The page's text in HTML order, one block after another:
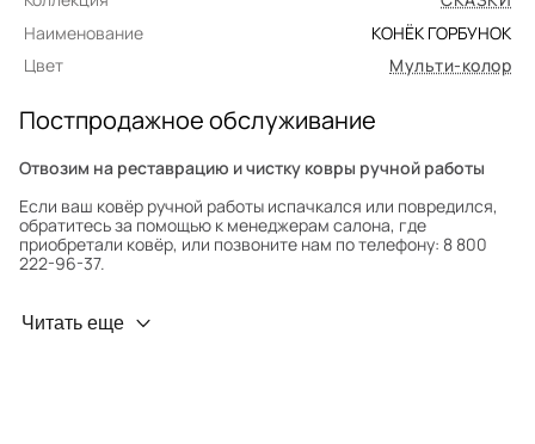
Наименование
КОНЁК ГОРБУНОК
Цвет
Мульти-колор
Постпродажное обслуживание
Отвозим на реставрацию и чистку ковры ручной работы
Если ваш ковёр ручной работы испачкался или повредился,
обратитесь за помощью к менеджерам салона, где
приобретали ковёр, или позвоните нам по телефону: 8 800
222-96-37.
Профилактика износа
Читать еще